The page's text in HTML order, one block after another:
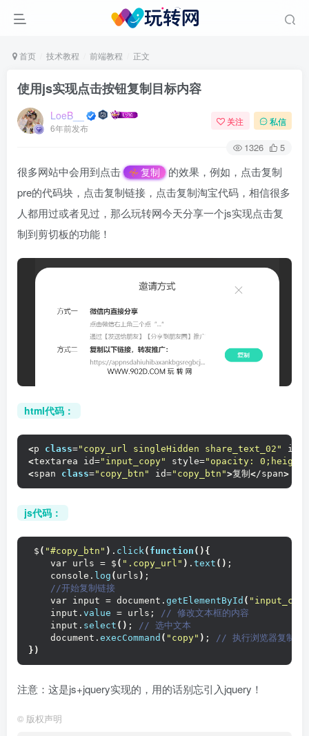
首页 技术教程 前端教程 正文
使用js实现点击按钮复制目标内容
LoeB__
6年前发布
关注 私信
1326 5
很多网站中会用到点击 复制
的效果，例如，点击复制
pre的代码块，点击复制链接，点击复制淘宝代码，相信很多
人都用过或者见过，那么玩转网今天分享一个js实现点击复
制到剪切板的功能！
html代码：
<p class="copy_url singleHidden share_text_02" id=
<textarea id="input_copy" style="opacity:
<span class="copy_btn" id="copy_btn">复制</span>
js代码：
$ ( "#copy_btn" ) . click ( function (){
    var urls = $
( ".copy_url" ) . text () ;
    console.
log ( urls ) ;
//开始复制链接
    var input = document.
getElementById (
    input.
value = urls;
// 修改文本框的内容
    input.
select () ;
// 选中文本
    document.
execCommand ( "copy" ) ;
// 执行浏览器复制命
})
注意：这是js+jquery实现的，用的话别忘引入jquery！
© 版权声明